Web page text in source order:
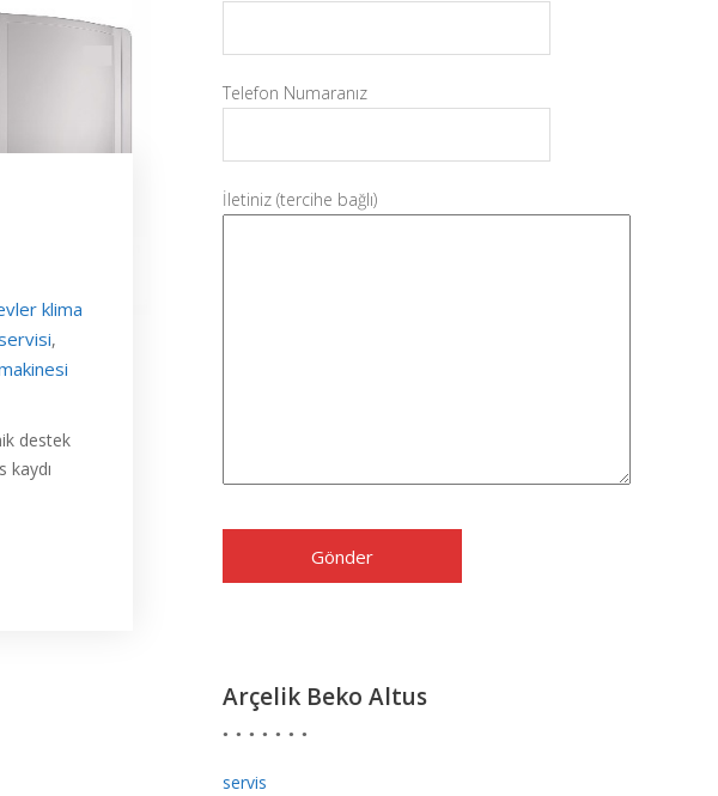
klima
,
destek
kaydı
Telefon Numaranız
İletiniz (tercihe bağlı)
Arçelik Beko Altus
servis